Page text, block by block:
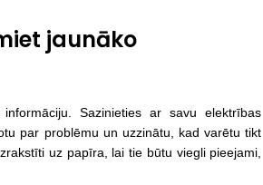
jaunāko
Sazinieties ar savu elektrības
par problēmu un uzzinātu, kad varētu tikt
uz papīra, lai tie būtu viegli pieejami,